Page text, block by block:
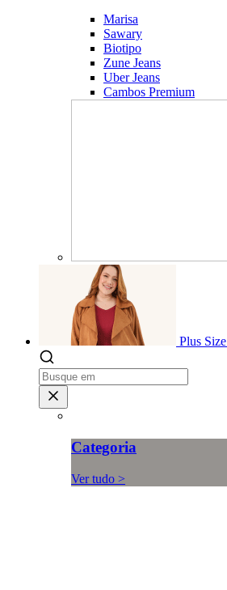
Marisa
Sawary
Biotipo
Zune Jeans
Uber Jeans
Cambos Premium
Plus Size
Categoria
Ver tudo >